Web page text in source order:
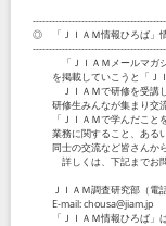
◎ 「ＪＩＡＭ情報ひろば
「ＪＩＡＭメールマガジ
を掲載していこうと「ＪＩ
ＪＩＡＭで研修を受講し
研修生みんなが集まり交流
「ＪＩＡＭで学んだこと
業務に関すること、あるい
同士の交流など皆さんから
詳しくは、下記までお問
ＪＩＡＭ調査研究部（電
E-mail: chousa@jiam.jp
「ＪＩＡＭ情報ひろば」は